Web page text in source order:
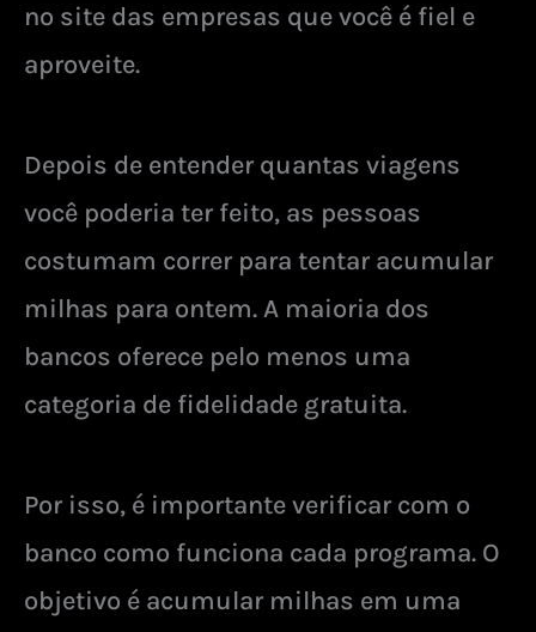
no site das empresas que você é fiel e
aproveite.
Depois de entender quantas viagens
você poderia ter feito, as pessoas
costumam correr para tentar acumular
milhas para ontem. A maioria dos
bancos oferece pelo menos uma
categoria de fidelidade gratuita.
Por isso, é importante verificar com o
banco como funciona cada programa. O
objetivo é acumular milhas em uma